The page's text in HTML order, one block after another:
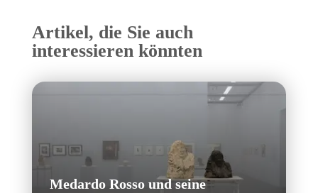
Artikel, die Sie auch
interessieren könnten
Medardo Rosso und seine